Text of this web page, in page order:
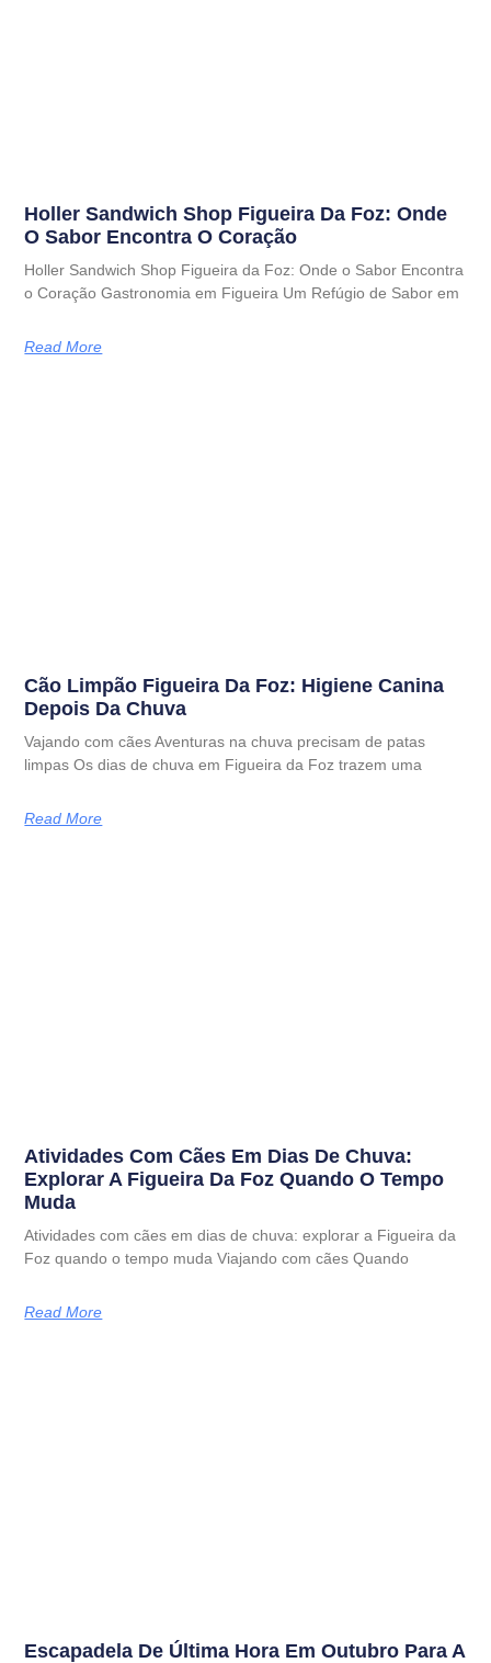
Holler Sandwich Shop Figueira Da Foz: Onde
O Sabor Encontra O Coração
Holler Sandwich Shop Figueira da Foz: Onde o Sabor Encontra
o Coração Gastronomia em Figueira Um Refúgio de Sabor em
Read More
Cão Limpão Figueira Da Foz: Higiene Canina
Depois Da Chuva
Vajando com cães Aventuras na chuva precisam de patas
limpas Os dias de chuva em Figueira da Foz trazem uma
Read More
Atividades Com Cães Em Dias De Chuva:
Explorar A Figueira Da Foz Quando O Tempo
Muda
Atividades com cães em dias de chuva: explorar a Figueira da
Foz quando o tempo muda Viajando com cães Quando
Read More
Escapadela De Última Hora Em Outubro Para A